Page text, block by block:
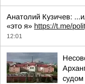
Анатолий Кузичев:
«это я» https://t.me/
12:01